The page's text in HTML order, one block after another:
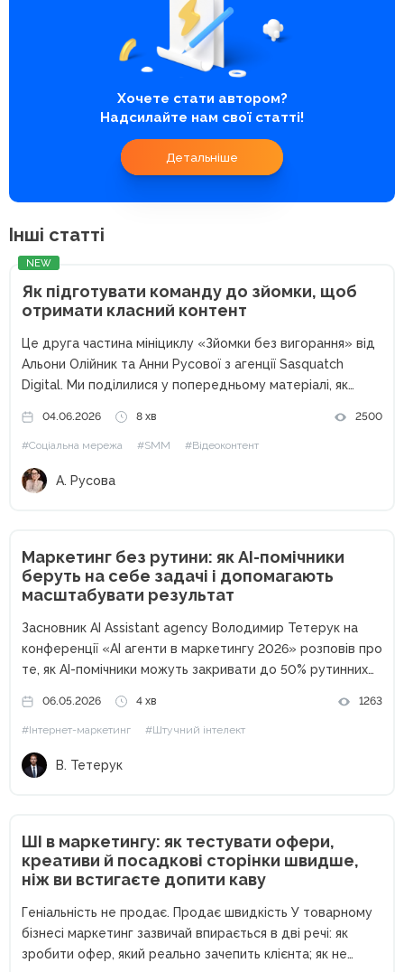
Хочете стати автором?
Надсилайте нам свої статті!
Детальніше
Інші статті
NEW
Як підготувати команду до зйомки, щоб
отримати класний контент
Це друга частина мініциклу «Зйомки без вигорання» від
Альони Олійник та Анни Русової з агенції Sasquatch
Digital. Ми поділилися у попередньому матеріалі, як
Втім, навіть бездоганний мудборд не допоможе, якщо
щось залишилося...
04.06.2026 8 хв 2500
#Соціальна мережа #SMM #Відеоконтент
А. Русова
Маркетинг без рутини: як AI-помічники
беруть на себе задачі і допомагають
масштабувати результат
Засновник AI Assistant agency Володимир Тетерук на
конференції «AI агенти в маркетингу 2026» розповів про
те, як AI-помічники можуть закривати до 50% рутинних
створення контенту та автоматизації аналітики.
Сьогодні штучний інтелект уже...
06.05.2026 4 хв 1263
#Інтернет-маркетинг #Штучний інтелект
В. Тетерук
ШІ в маркетингу: як тестувати офери,
креативи й посадкові сторінки швидше,
ніж ви встигаєте допити каву
Геніальність не продає. Продає швидкість У товарному
бізнесі маркетинг зазвичай впирається в дві речі: як
зробити офер, який реально зачепить клієнта; як не